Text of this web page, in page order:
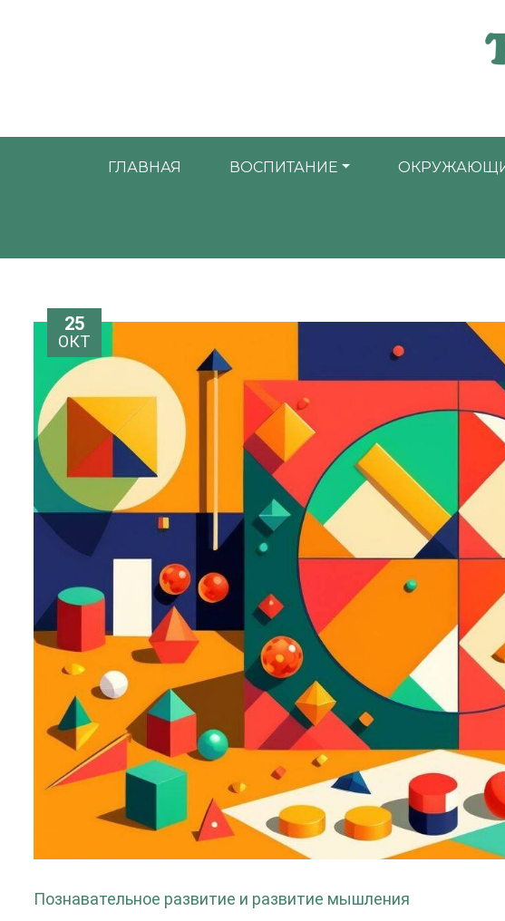
ГЛАВНАЯ ВОСПИТАНИЕ
25
ОКТ
Познавательное развитие и развитие мышления